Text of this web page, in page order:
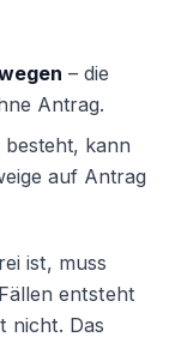
– die
Antrag.
besteht, kann
auf Antrag
ist, muss
entsteht
nicht. Das